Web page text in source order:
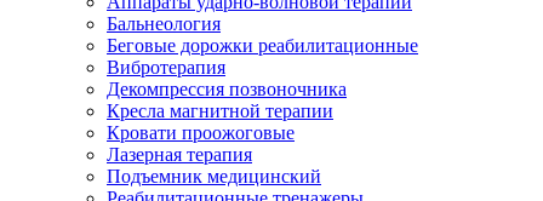
Бальнеология
Беговые дорожки реабилитационные
Вибротерапия
Декомпрессия позвоночника
Кресла магнитной терапии
Кровати проожоговые
Лазерная терапия
Подъемник медицинский